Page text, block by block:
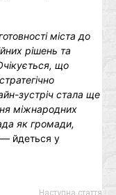
міста до
рішень та
що
зустріч стала ще
міжнародних
як громади,
— йдеться у